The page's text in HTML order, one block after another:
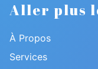
Aller plus
À Propos
Services